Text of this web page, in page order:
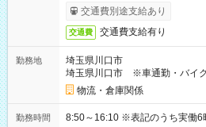
交通費別途支給あり
交通費 交通費支給有り
勤務地
埼玉県川口市
埼玉県川口市 ※車通勤・バイ
物流・倉庫関係
勤務時間 8:50～16:10 ※表記のうち実